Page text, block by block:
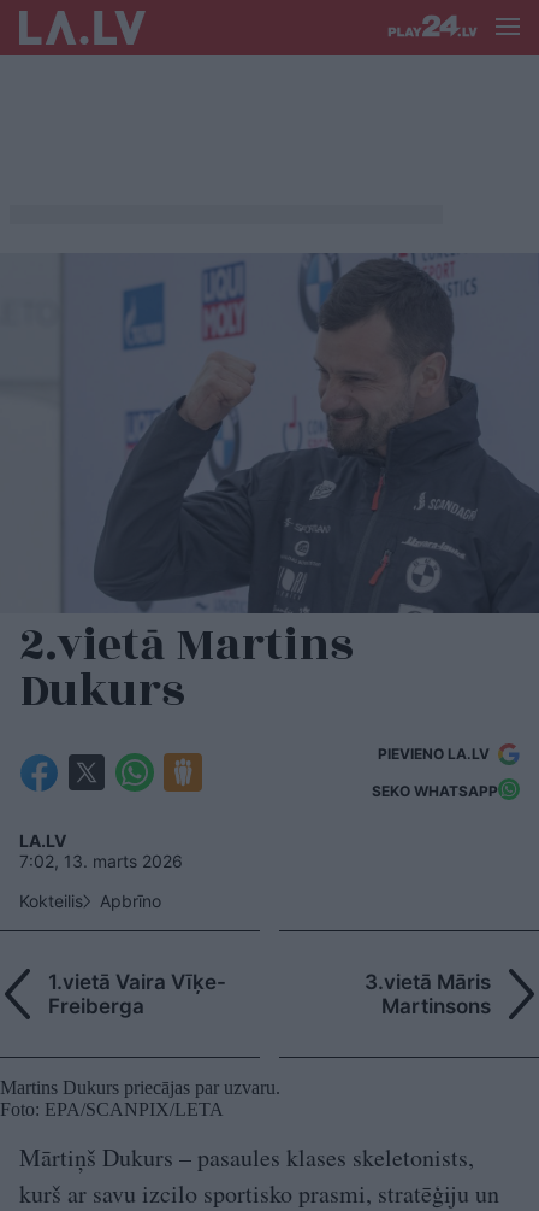
2.vietā Martins
Dukurs
PIEVIENO LA.LV
SEKO WHATSAPP
LA.LV
7:02, 13. marts 2026
Kokteilis
Apbrīno
1.vietā Vaira Vīķe-
Freiberga
3.vietā Māris
Martinsons
Martins Dukurs priecājas par uzvaru.
Foto: EPA/SCANPIX/LETA
Mārtiņš Dukurs – pasaules klases skeletonists,
kurš ar savu izcilo sportisko prasmi, stratēģiju un